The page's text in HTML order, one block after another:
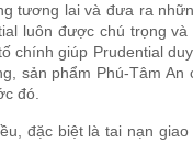
tương lai và đưa ra
luôn được chú trọng và
chính giúp Prudential duy
sản phẩm Phú-Tâm An
đó.
đặc biệt là tai nạn giao